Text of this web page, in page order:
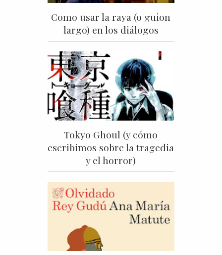
Como usar la raya (o guion
largo) en los diálogos
Tokyo Ghoul (y cómo
escribimos sobre la tragedia
y el horror)